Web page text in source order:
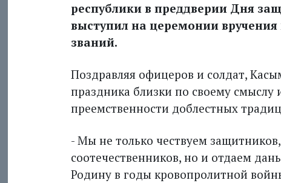
республики в преддверии Дня
выступил на церемонии
званий.
Поздравляя офицеров и солдат,
праздника близки по своему
преемственности доблестных
- Мы не только чествуем
соотечественников, но и отдаем
Родину в годы кровопролитной